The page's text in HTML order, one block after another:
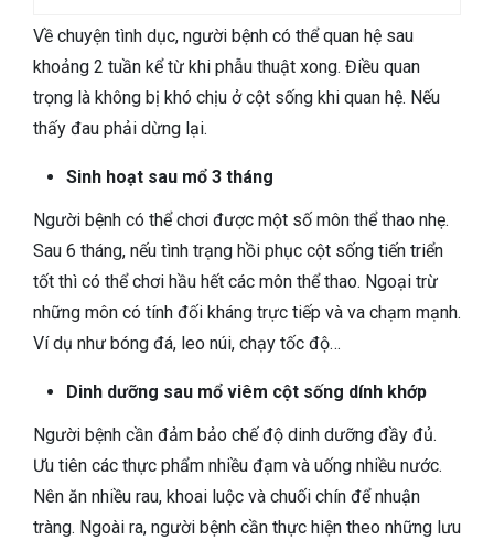
Về chuyện tình dục, người bệnh có thể quan hệ sau
khoảng 2 tuần kể từ khi phẫu thuật xong. Điều quan
trọng là không bị khó chịu ở cột sống khi quan hệ. Nếu
thấy đau phải dừng lại.
Sinh hoạt sau mổ 3 tháng
Người bệnh có thể chơi được một số môn thể thao nhẹ.
Sau 6 tháng, nếu tình trạng hồi phục cột sống tiến triển
tốt thì có thể chơi hầu hết các môn thể thao. Ngoại trừ
những môn có tính đối kháng trực tiếp và va chạm mạnh.
Ví dụ như bóng đá, leo núi, chạy tốc độ…
Dinh dưỡng sau mổ viêm cột sống dính khớp
Người bệnh cần đảm bảo chế độ dinh dưỡng đầy đủ.
Ưu tiên các thực phẩm nhiều đạm và uống nhiều nước.
Nên ăn nhiều rau, khoai luộc và chuối chín để nhuận
tràng. Ngoài ra, người bệnh cần thực hiện theo những lưu